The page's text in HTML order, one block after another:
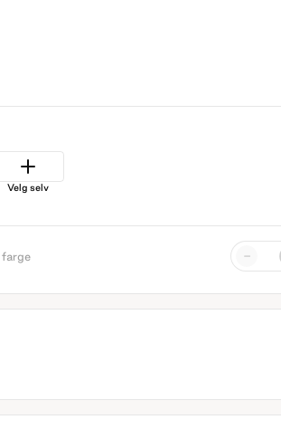
Velg selv
-